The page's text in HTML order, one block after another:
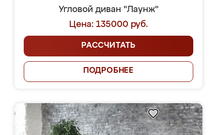
Угловой диван "Лаунж"
Цена: 135000 руб.
РАССЧИТАТЬ
ПОДРОБНЕЕ